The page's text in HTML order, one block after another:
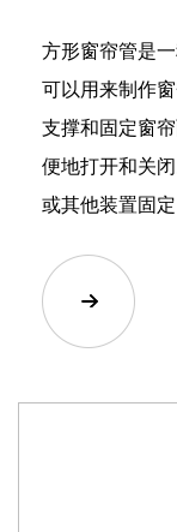
方形窗帘管是
可以用来制作
支撑和固定窗
便地打开和关
或其他装置固定